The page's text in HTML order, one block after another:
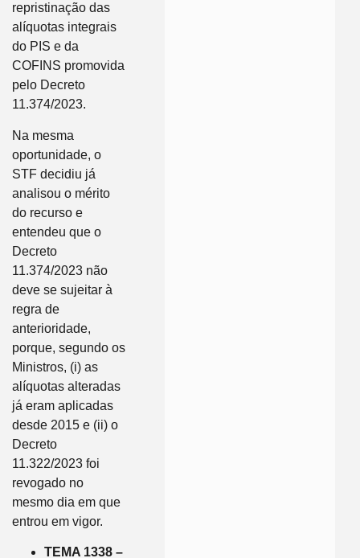
repristinação das
alíquotas integrais
do PIS e da
COFINS promovida
pelo Decreto
11.374/2023.
Na mesma
oportunidade, o
STF decidiu já
analisou o mérito
do recurso e
entendeu que o
Decreto
11.374/2023 não
deve se sujeitar à
regra de
anterioridade,
porque, segundo os
Ministros, (i) as
alíquotas alteradas
já eram aplicadas
desde 2015 e (ii) o
Decreto
11.322/2023 foi
revogado no
mesmo dia em que
entrou em vigor.
TEMA 1338 –